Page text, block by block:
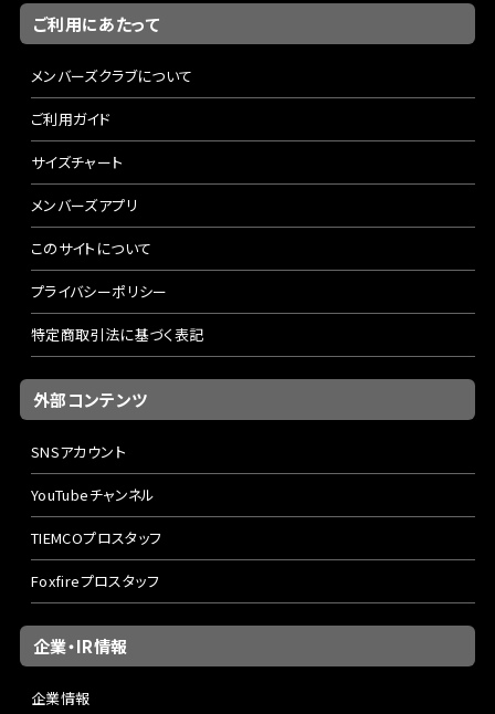
ご利用にあたって
メンバーズクラブについて
ご利用ガイド
サイズチャート
メンバーズアプリ
このサイトについて
プライバシーポリシー
特定商取引法に基づく表記
外部コンテンツ
SNSアカウント
YouTubeチャンネル
TIEMCOプロスタッフ
Foxfireプロスタッフ
企業・IR情報
企業情報